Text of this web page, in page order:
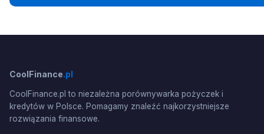
CoolFinance.pl
CoolFinance.pl to niezależna porównywarka pożyczek i
kredytów w Polsce. Pomagamy znaleźć najkorzystniejsze
rozwiązania finansowe.